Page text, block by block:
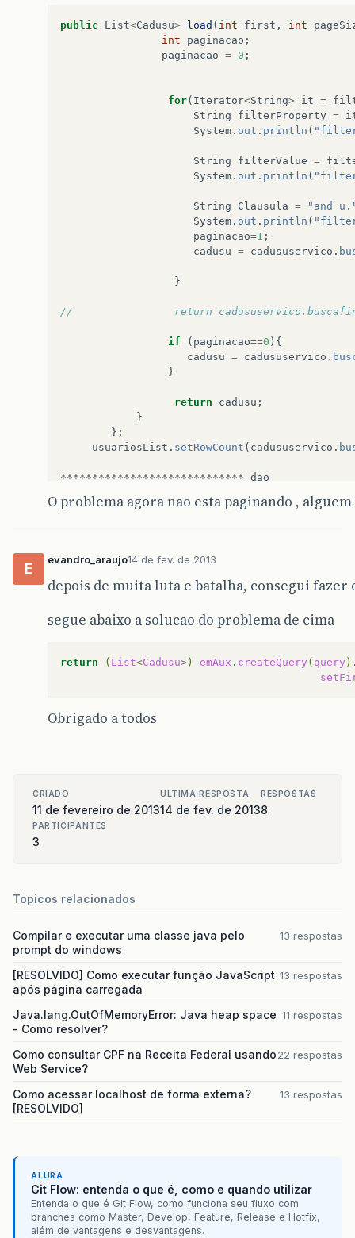
public List<Cadusu> load ( int first , int
int
paginacao ;
paginacao = 0 ;
for( Iterator<String> it =
String
filterProperty =
System . out . println (
String filterValue =
System . out . println (
String Clausula =
"and
System . out . println (
paginacao=1 ;
cadusu = cadususervico .
}
//                return
if ( paginacao==0 ){
cadusu = cadususervico .
}
return cadusu ;
}
};
usuariosList . setRowCount ( cadususervico .
***************************** dao
public List< Cadusu > findCadusu(int
}
clausulapage != ""
String queryinterna = "select u
}
O problema agora nao esta paginando , alguem
E
evandro_araujo14 de fev. de 2013
depois de muita luta e batalha, consegui fazer
segue abaixo a solucao do problema de cima
return ( List<Cadusu> ) emAux . createQuery ( query )
Obrigado a todos
CRIADO
11 de fevereiro de 2013
ULTIMA RESPOSTA
14 de fev. de 2013
RESPOSTAS
8
PARTICIPANTES
3
Topicos relacionados
Compilar e executar uma classe java pelo
prompt do windows
13 respostas
[RESOLVIDO] Como executar função JavaScript
após página carregada
13 respostas
Java.lang.OutOfMemoryError: Java heap space
- Como resolver?
11 respostas
Como consultar CPF na Receita Federal usando
Web Service?
22 respostas
Como acessar localhost de forma externa?
[RESOLVIDO]
13 respostas
ALURA
Git Flow: entenda o que é, como e quando utilizar
Entenda o que é Git Flow, como funciona seu fluxo com
branches como Master, Develop, Feature, Release e Hotfix,
além de vantagens e desvantagens.